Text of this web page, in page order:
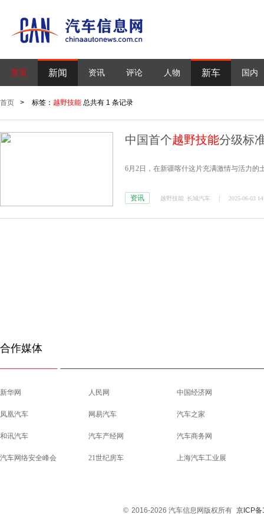
首页 新闻 资讯 评论 人物 新车 国内
首页 > 标签： 越野技能 总共有 1 条记录
中国首个越野技能分级标
6月2日，在新疆喀什这片充满激情与活力的
资讯 越野技能 长城汽车 2025-06-03
合作媒体
新华网 人民网 中国经济网
凤凰汽车 网易汽车 汽车之家
和讯汽车 汽车产经网 汽车商务网
汽车网络安全峰会 21世纪房车 上海汽车工业展
© 2016-2026 汽车信息网版权所有 京ICP